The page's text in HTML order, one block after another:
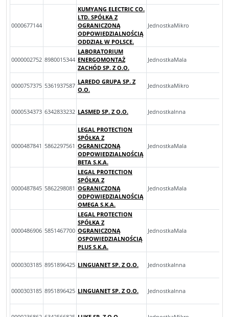
0000677144
KUMYANG ELECTRIC CO.
LTD. SPÓŁKA Z
OGRANICZONĄ
ODPOWIEDZIALNOŚCIĄ
ODDZIAŁ W POLSCE.
JednostkaMikro
0000002752 8980015344
LABORATORIUM
ENERGOMONTAŻ
ZACHÓD SP. Z O.O.
JednostkaMala
0000757375 5361937587
LAREDO GRUPA SP. Z
O.O.
JednostkaMikro
0000534373 6342833232 LASMED SP. Z O.O. JednostkaInna
0000487841 5862297561
LEGAL PROTECTION
SPÓŁKA Z
OGRANICZONĄ
ODPOWIEDZIALNOŚCIĄ
BETA S.K.A.
JednostkaMala
0000487845 5862298081
LEGAL PROTECTION
SPÓŁKA Z
OGRANICZONĄ
ODPOWIEDZIALNOŚCIĄ
OMEGA S.K.A.
JednostkaMala
0000486906 5851467700
LEGAL PROTECTION
SPÓŁKA Z
OGRANICZONĄ
OSPOWIEDZIALNOŚCIĄ
PLUS S.K.A.
JednostkaMala
0000303185 8951896425 LINGUANET SP. Z O.O. JednostkaInna
0000303185 8951896425 LINGUANET SP. Z O.O. JednostkaInna